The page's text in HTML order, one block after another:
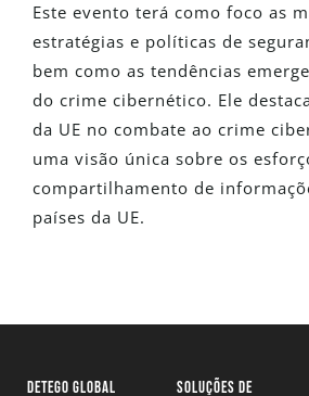
Este evento terá como foco as
estratégias e políticas de
bem como as tendências
do crime cibernético. Ele
da UE no combate ao crime
uma visão única sobre os
compartilhamento de
países da UE.
DETEGO GLOBAL
SOLUÇÕES DE